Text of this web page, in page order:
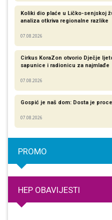
Koliki dio plaće u Ličko-senjskoj
analiza otkriva regionalne razlike​
07.08.2026
Cirkus KoraZon otvorio Dječje
sapunice i radionicu za najmlađe
07.08.2026
Gospić je naš dom: Dosta je
07.08.2026
PROMO
HEP OBAVIJESTI